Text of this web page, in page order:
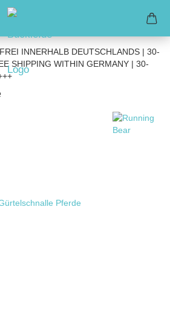
INNERHALB DEUTSCHLANDS | 30-
SHIPPING WITHIN GERMANY | 30-